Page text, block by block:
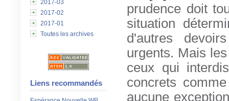
2017-03
2017-02
2017-01
Toutes les archives
Liens recommandés
prudence doit
situation
d'autres
urgents. Mais
ceux qui
concrets
aucune